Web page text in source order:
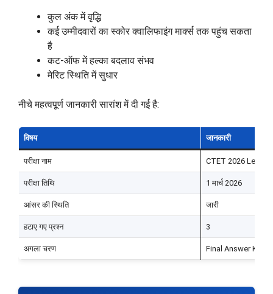
कुल अंक में वृद्धि
कई उम्मीदवारों का स्कोर क्वालिफाइंग मार्क्स तक पहुंच सकता
है
कट-ऑफ में हल्का बदलाव संभव
मेरिट स्थिति में सुधार
नीचे महत्वपूर्ण जानकारी सारांश में दी गई है:
विषय जानकारी
परीक्षा नाम CTET 2026 Level-2
परीक्षा तिथि 1 मार्च 2026
आंसर की स्थिति जारी
हटाए गए प्रश्न 3
अगला चरण Final Answer Key